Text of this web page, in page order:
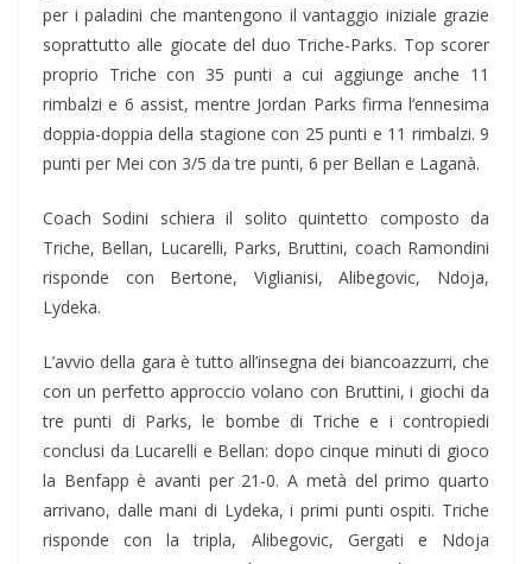
per i paladini che mantengono il vantaggio iniziale grazie
soprattutto alle giocate del duo Triche-Parks. Top scorer
proprio Triche con 35 punti a cui aggiunge anche 11
rimbalzi e 6 assist, mentre Jordan Parks firma l’ennesima
doppia-doppia della stagione con 25 punti e 11 rimbalzi. 9
punti per Mei con 3/5 da tre punti, 6 per Bellan e Laganà.
Coach Sodini schiera il solito quintetto composto da
Triche, Bellan, Lucarelli, Parks, Bruttini, coach Ramondini
risponde con Bertone, Viglianisi, Alibegovic, Ndoja,
Lydeka.
L’avvio della gara è tutto all’insegna dei biancoazzurri, che
con un perfetto approccio volano con Bruttini, i giochi da
tre punti di Parks, le bombe di Triche e i contropiedi
conclusi da Lucarelli e Bellan: dopo cinque minuti di gioco
la Benfapp è avanti per 21-0. A metà del primo quarto
arrivano, dalle mani di Lydeka, i primi punti ospiti. Triche
risponde con la tripla, Alibegovic, Gergati e Ndoja